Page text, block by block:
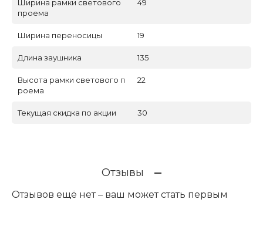
Ширина рамки светового
проема
49
Ширина переносицы 19
Длина заушника 135
Высота рамки светового п
роема
22
Текущая скидка по акции 30
Отзывы
Отзывов ещё нет – ваш может стать первым